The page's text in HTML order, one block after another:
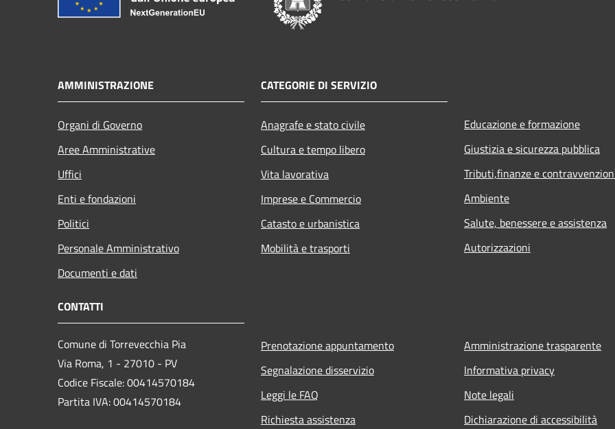
AMMINISTRAZIONE
Organi di Governo
Aree Amministrative
Uffici
Enti e fondazioni
Politici
Personale Amministrativo
Documenti e dati
CATEGORIE DI SERVIZIO
Anagrafe e stato civile
Cultura e tempo libero
Vita lavorativa
Imprese e Commercio
Catasto e urbanistica
Mobilità e trasporti
Educazione e formazione
Giustizia e sicurezza pubblica
Tributi,finanze e
Ambiente
Salute, benessere e assistenza
Autorizzazioni
CONTATTI
Comune di Torrevecchia Pia
Via Roma, 1 - 27010 - PV
Codice Fiscale: 00414570184
Partita IVA: 00414570184
Prenotazione appuntamento
Segnalazione disservizio
Leggi le FAQ
Richiesta assistenza
Amministrazione trasparente
Informativa privacy
Note legali
Dichiarazione di accessibilità